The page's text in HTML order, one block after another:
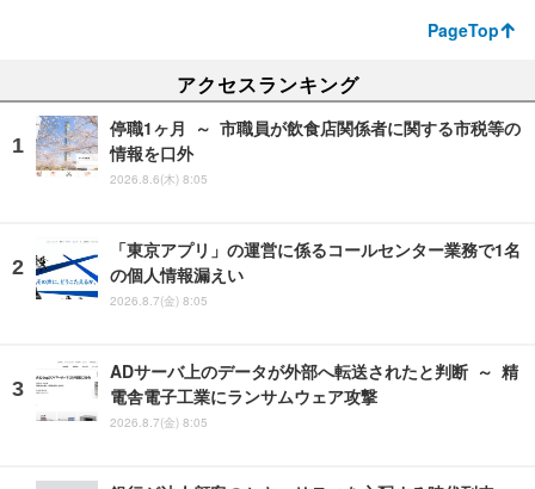
PageTop
アクセスランキング
停職1ヶ月 ～ 市職員が飲食店関係者に関する市税等の
情報を口外
2026.8.6(木) 8:05
「東京アプリ」の運営に係るコールセンター業務で1名
の個人情報漏えい
2026.8.7(金) 8:05
ADサーバ上のデータが外部へ転送されたと判断 ～ 精
電舎電子工業にランサムウェア攻撃
2026.8.7(金) 8:05